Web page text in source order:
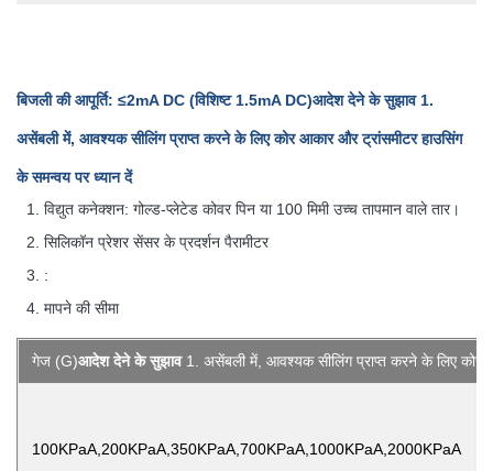
बिजली की आपूर्ति: ≤2mA DC (विशिष्ट 1.5mA DC)आदेश देने के सुझाव1.
असेंबली में, आवश्यक सीलिंग प्राप्त करने के लिए कोर आकार और ट्रांसमीटर हाउसिंग
के समन्वय पर ध्यान दें
विद्युत कनेक्शन: गोल्ड-प्लेटेड कोवर पिन या 100 मिमी उच्च तापमान वाले तार।
सिलिकॉन प्रेशर सेंसर के प्रदर्शन पैरामीटर
:
मापने की सीमा
गेज (G)आदेश देने के सुझाव1. असेंबली में, आवश्यक सीलिंग प्राप्त करने के लिए कोर
100KPaA,200KPaA,350KPaA,700KPaA,1000KPaA,2000KPaA